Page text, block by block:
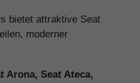
bietet attraktive Seat
moderner
Arona, Seat Ateca,